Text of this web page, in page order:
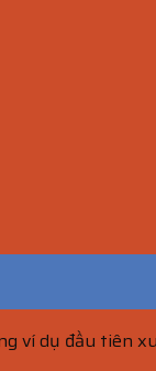
ví dụ đầu tiên